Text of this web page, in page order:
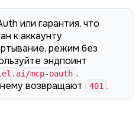
или гарантия, что
к аккаунту
режим без
эндпоинт
mcp-oauth .
возвращают
401 .